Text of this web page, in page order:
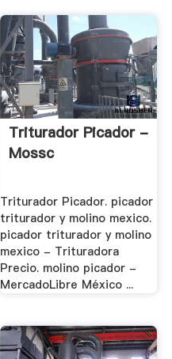
Triturador Picador -
Mossc
Triturador Picador. picador
triturador y molino mexico.
picador triturador y molino
mexico - Trituradora
Precio. molino picador -
MercadoLibre México ...